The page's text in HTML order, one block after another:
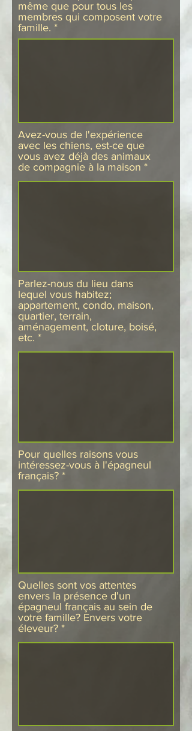
même que pour tous les
membres qui composent votre
famille.
Avez-vous de l'expérience
avec les chiens, est-ce que
vous avez déjà des animaux
de compagnie à la maison
Parlez-nous du lieu dans
lequel vous habitez;
appartement, condo, maison,
quartier, terrain,
aménagement, cloture, boisé,
etc.
Pour quelles raisons vous
intéressez-vous à l'épagneul
français?
Quelles sont vos attentes
envers la présence d'un
épagneul français au sein de
votre famille? Envers votre
éleveur?